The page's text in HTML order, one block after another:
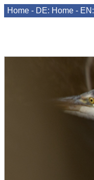
Home - DE: Home - EN: